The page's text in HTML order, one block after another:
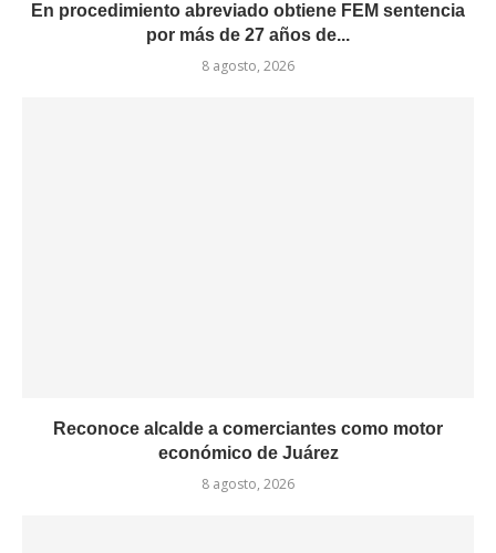
En procedimiento abreviado obtiene FEM sentencia
por más de 27 años de...
8 agosto, 2026
Reconoce alcalde a comerciantes como motor
económico de Juárez
8 agosto, 2026